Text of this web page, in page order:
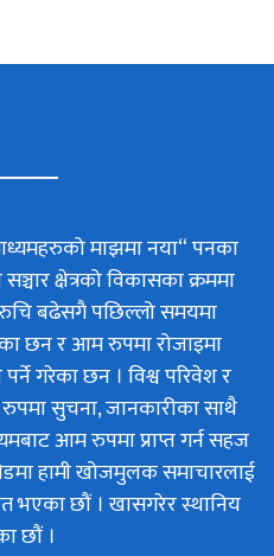
माझमा नया“ पनका
क्षेत्रको विकासका क्रममा
रुचि बढेसगै पछिल्लो समयमा
छन र आम रुपमा रोजाइमा
गरेका छन । विश्व परिवेश र
सुचना, जानकारीका साथै
आम रुपमा प्राप्त गर्न सहज
हामी खोजमुलक समाचारलाई
भएका छौं । खासगरेर स्थानिय
छौं ।